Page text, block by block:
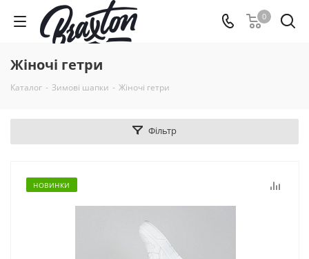
0
Жіночі гетри
Каталог - Зимові шапки - Жіночі гетри
Фільтр
НОВИНКИ